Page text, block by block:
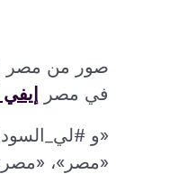
صور من مصر
في مصر
إيفي
«و
«مصر»،